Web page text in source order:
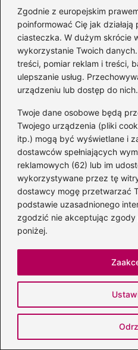
Zgodnie z europejskim
poinformować Cię jak
ciasteczka. W dużym skrócie
wykorzystanie Twoich
treści, pomiar reklam i treści,
ulepszanie usług.
urządzeniu lub dostęp do nich.
Twoje dane osobowe będą
Twojego urządzenia (pliki
itp.) mogą być wyświetlane i
dostawców spełniających
reklamowych (62) lub im
wykorzystywane przez tę
dostawcy mogę przetwarzać
podstawie uzasadnionego
zgodzić nie akceptując
poniżej.
przez studentkę
w 1971 roku, a jego
symbolizować
Nike?
Pytania i
Kim była bogini Nike
Nike była boginią
wyobrażaną jako młoda
symbolizująca triumf
zawodach sportowych.
patronkę zarówno
wojowników, a jej
szczęście zwycięzcom.
Jakie były atrybuty
Nike była często
oliwną i wieńcem, co
zwycięstwo. Ponadto
majestatyczne